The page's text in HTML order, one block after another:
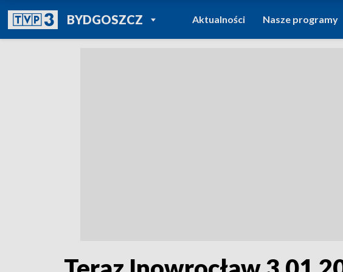
BYDGOSZCZPOWRÓT DO
TVP REGIONY
Aktualności Nasze programy